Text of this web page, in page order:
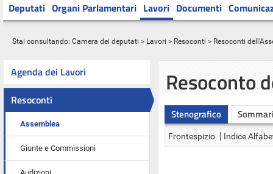
Deputati Organi Parlamentari Lavori Documenti
Stai consultando: Camera dei deputati > Lavori > Resoconti > Resoconti
Agenda dei Lavori
Resoconti
Assemblea
Giunte e Commissioni
Resoconto
Stenografico
Frontespizio Indice